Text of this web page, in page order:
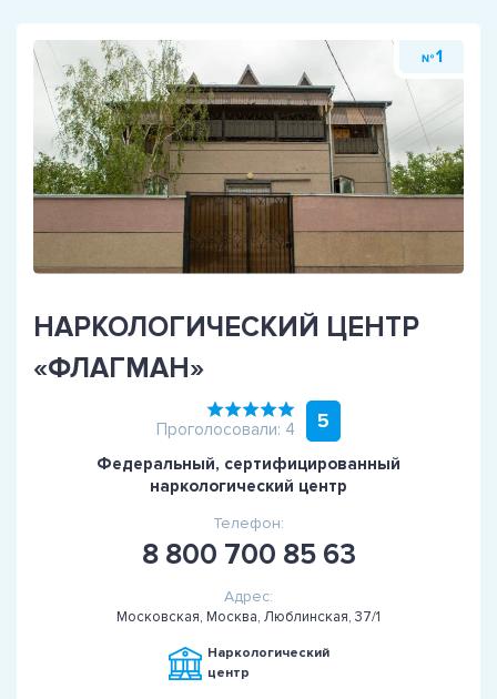
№ 1
НАРКОЛОГИЧЕСКИЙ ЦЕНТР
«ФЛАГМАН»
Проголосовали: 4 5
Федеральный, сертифицированный
наркологический центр
Телефон:
8 800 700 85 63
Адрес:
Московская, Москва, Люблинская, 37/1
Наркологический
центр